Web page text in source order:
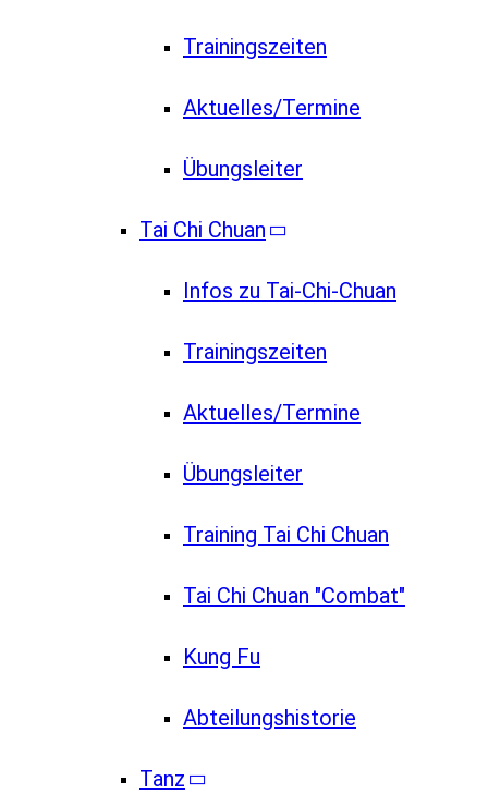
Trainingszeiten
Aktuelles/Termine
Übungsleiter
Tai Chi Chuan
Infos zu Tai-Chi-Chuan
Trainingszeiten
Aktuelles/Termine
Übungsleiter
Training Tai Chi Chuan
Tai Chi Chuan "Combat"
Kung Fu
Abteilungshistorie
Tanz